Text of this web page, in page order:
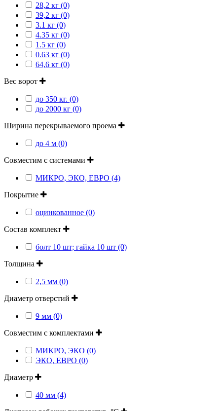
28,2 кг (0)
39,2 кг (0)
3.1 кг (0)
4.35 кг (0)
1.5 кг (0)
0.63 кг (0)
64,6 кг (0)
Вес ворот
до 350 кг. (0)
до 2000 кг (0)
Ширина перекрываемого проема
до 4 м (0)
Совместим с системами
МИКРО, ЭКО, ЕВРО (4)
Покрытие
оцинкованное (0)
Состав комплект
болт 10 шт; гайка 10 шт (0)
Толщина
2,5 мм (0)
Диаметр отверстий
9 мм (0)
Совместим с комплектами
МИКРО, ЭКО (0)
ЭКО, ЕВРО (0)
Диаметр
40 мм (4)